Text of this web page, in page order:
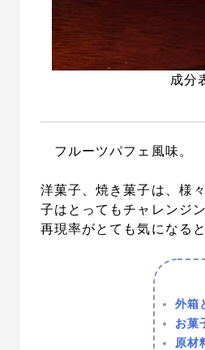
成分
フルーツパフェ風味。
洋菓子、焼き菓子は、様
子はとってもチャレンジ
再現率がとても気になる
外箱
お菓
原材